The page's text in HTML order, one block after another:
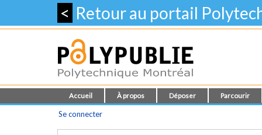
< Retour au portail
Accueil À propos Déposer Parcourir
Se connecter